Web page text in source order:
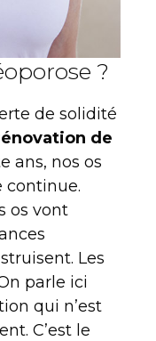
?
de solidité
de
ans, nos os
continue.
os vont
Les
parle ici
qui n’est
C’est le